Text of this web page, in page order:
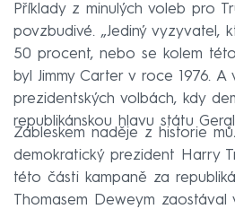
Příklady z minulých voleb pro
povzbudivé. „Jediný vyzyvatel,
50 procent, nebo se kolem
byl Jimmy Carter v roce 1976.
prezidentských volbách, kdy
republikánskou hlavu státu
Zábleskem naděje z historie
demokratický prezident Harry
této části kampaně za
Thomasem Deweym zaostával